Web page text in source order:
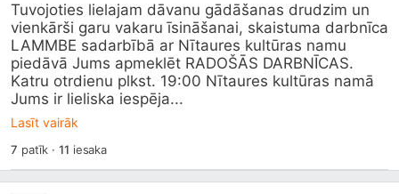
Tuvojoties lielajam dāvanu gādāšanas drudzim un
vienkārši garu vakaru īsināšanai, skaistuma darbnīca
LAMMBE sadarbībā ar Nītaures kultūras namu
piedāvā Jums apmeklēt RADOŠĀS DARBNĪCAS.
Katru otrdienu plkst. 19:00 Nītaures kultūras namā
Jums ir lieliska iespēja...
Lasīt vairāk
7 patīk ·11 iesaka